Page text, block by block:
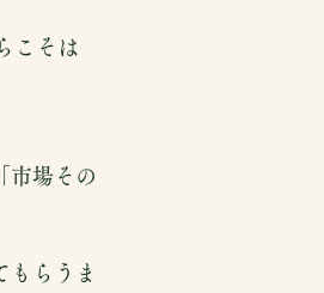
こそは
市場その
もらうま